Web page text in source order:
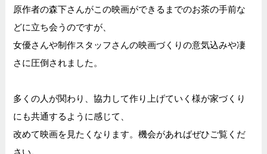
原作者の森下さんがこの映画ができるまでのお茶の手前な
どに立ち会うのですが、
女優さんや制作スタッフさんの映画づくりの意気込みや凄
さに圧倒されました。
多くの人が関わり、協力して作り上げていく様が家づくり
にも共通するように感じて、
改めて映画を見たくなります。機会があればぜひご覧くだ